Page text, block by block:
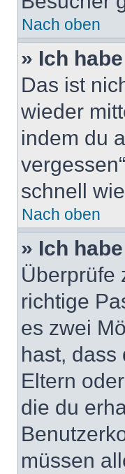
Nach oben
» Ich
Das ist
wieder
indem du
schnell
Nach oben
» Ich
Überprüfe
richtige
es zwei
hast, dass
Eltern
die du
müssen